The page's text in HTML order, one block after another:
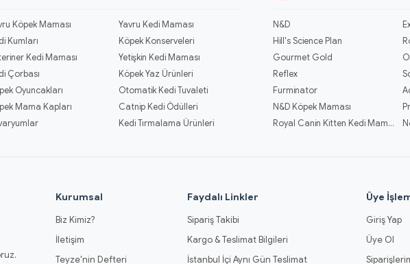
Köpek Maması
Yavru Kedi Maması
Kumları
Köpek Konserveleri
Kedi Maması
Yetişkin Kedi Maması
Çorbası
Köpek Yaz Ürünleri
Oyuncakları
Otomatik Kedi Tuvaleti
Mama Kapları
Catnip Kedi Ödülleri
Kedi Tırmalama Ürünleri
N&D
Hill's Science Plan
Gourmet Gold
Reflex
Furminator
N&D Köpek Maması
Royal Canin Kitten Kedi Mamaları
Kurumsal
Biz Kimiz?
İletişim
Teyze'nin Defteri
Faydalı Linkler
Sipariş Takibi
Kargo & Teslimat Bilgileri
İstanbul İçi Aynı Gün Teslimat
Üye
Giriş Yap
Üye Ol